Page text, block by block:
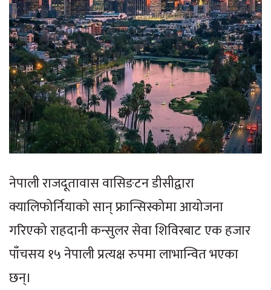
नेपाली राजदूतावास वासिङटन डीसीद्वारा
क्यालिफोर्नियाको सान् फ्रान्सिस्कोमा आयोजना
गरिएको राहदानी कन्सुलर सेवा शिविरबाट एक हजार
पाँचसय १५ नेपाली प्रत्यक्ष रुपमा लाभान्वित भएका
छन्।